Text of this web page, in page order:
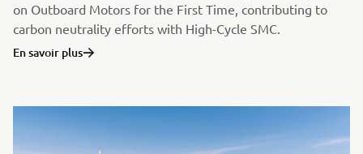
on Outboard Motors for the First Time, contributing to
carbon neutrality efforts with High-Cycle SMC.
En savoir plus